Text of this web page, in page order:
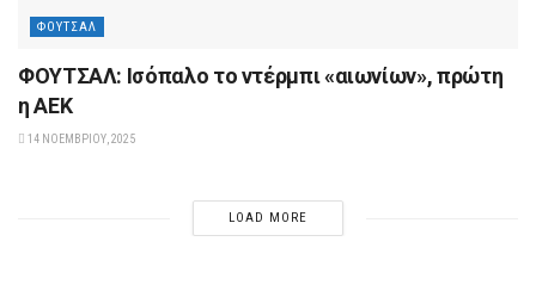
ΦΟΎΤΣΑΛ
ΦΟΥΤΣΑΛ: Ισόπαλο το ντέρμπι «αιωνίων», πρώτη
η ΑΕΚ
14 ΝΟΕΜΒΡΊΟΥ, 2025
LOAD MORE